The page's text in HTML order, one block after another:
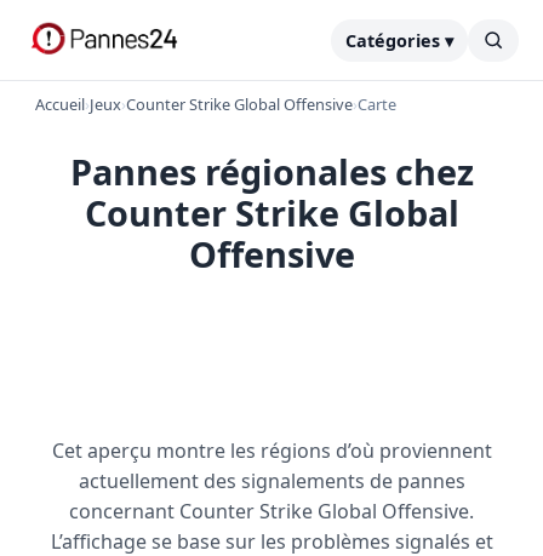
Catégories ▾
Accueil›Jeux›Counter Strike Global Offensive›Carte
Pannes régionales chez
Counter Strike Global
Offensive
Cet aperçu montre les régions d’où proviennent
actuellement des signalements de pannes
concernant Counter Strike Global Offensive.
L’affichage se base sur les problèmes signalés et